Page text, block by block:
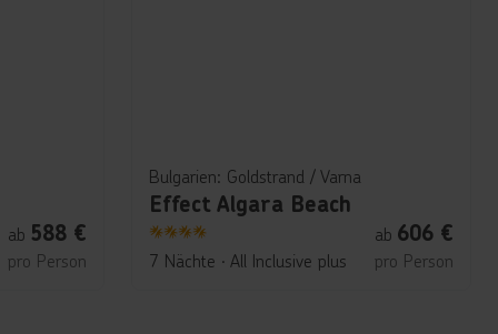
ab 588 €
pro Person
Bulgarien: Goldstrand / Varna
Effect Algara Beach
4
7 Nächte ∙ All Inclusive plus
ab 606 €
pro Person